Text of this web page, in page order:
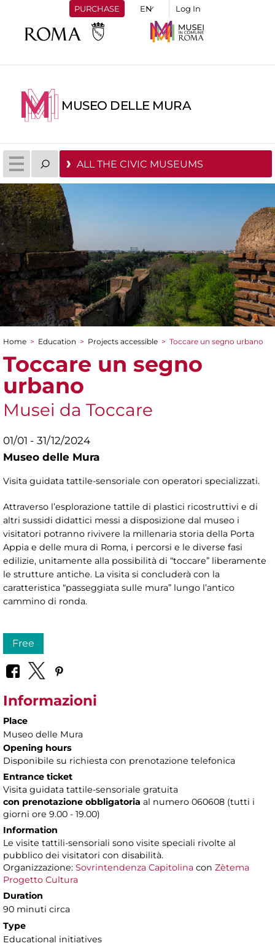
PURCHASE Log In
MUSEO DELLE MURA
ALL THE CIVIC MUSEUMS
You are here
Home > Education > Projects accessible > Toccare un segno urbano
Toccare un segno
urbano
Musei da Toccare
01/01 - 31/12/2024
Museo delle Mura
Visita guidata tattile-sensoriale con operatori specializzati.
Attraverso l’esplorazione tattile di plastici ricostruttivi e di
altri sussidi didattici messi a disposizione dal museo i
visitatori potranno rivivere la millenaria storia della Porta
Appia e delle mura di Roma, i percorsi e le diverse fasi
edilizie, unitamente alla possibilità di “toccare” liberamente
le strutture antiche. La visita si concluderà con la
caratteristica “passeggiata sulle mura” lungo l’antico
cammino di ronda.
Free
Informazioni
Place
Museo delle Mura
Opening hours
Disponibile su richiesta con prenotazione telefonica
Entrance ticket
Visita guidata tattile-sensoriale gratuita
con prenotazione obbligatoria al numero 060608 (tutti i
giorni ore 9.00 - 19.00)
Information
Le visite tattili-sensoriali sono visite speciali rivolte al
pubblico dei visitatori con disabilità.
Organizzazione: Sovrintendenza Capitolina con Zètema
Progetto Cultura
Duration
90 minuti circa
Type
Educational initiatives